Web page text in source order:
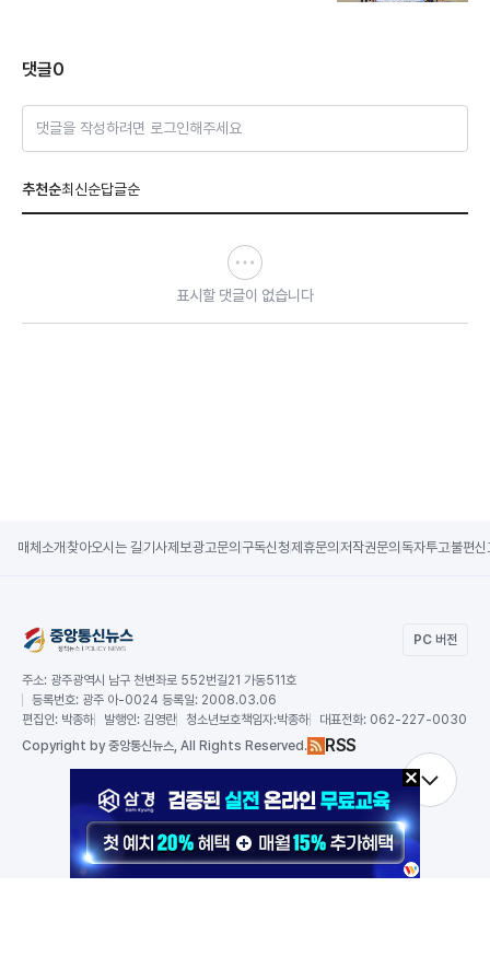
댓글0
댓글을 작성하려면 로그인해주세요
추천순최신순답글순
표시할 댓글이 없습니다
매체소개 찾아오시는 길기사제보광고문의 구독신청제휴문의 저작권문의 독자투고불편신
PC 버전
주소: 광주광역시 남구 천변좌로 552번길21 가동511호
등록번호: 광주 아-0024 등록일: 2008.03.06
편집인: 박종하 발행인: 김영란 청소년보호책임자:박종하 대표전화: 062-227-0030
Copyright by 중앙통신뉴스, All Rights Reserved. RSS